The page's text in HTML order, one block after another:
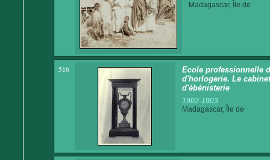
Madagascar, Île de
516
Ecole professionnelle
d'horlogerie. Le
d'ébénisterie
1902-1903
Madagascar, Île de